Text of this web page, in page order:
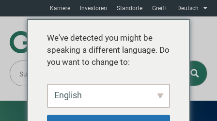
Karriere Investoren Standorte Greif+ Deutsch
We've detected you might be
speaking a different language. Do
you want to change to:
English